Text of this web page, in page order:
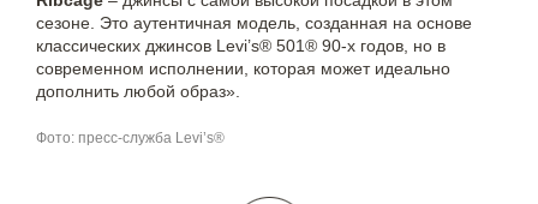
сезоне. Это аутентичная модель, созданная на основе
классических джинсов Levi’s® 501® 90-х годов, но в
современном исполнении, которая может идеально
дополнить любой образ».
Фото: пресс-служба Levi’s®